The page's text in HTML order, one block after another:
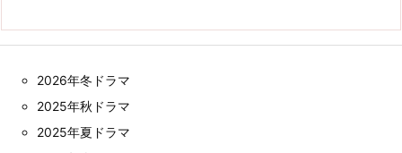
2026年冬ドラマ
2025年秋ドラマ
2025年夏ドラマ